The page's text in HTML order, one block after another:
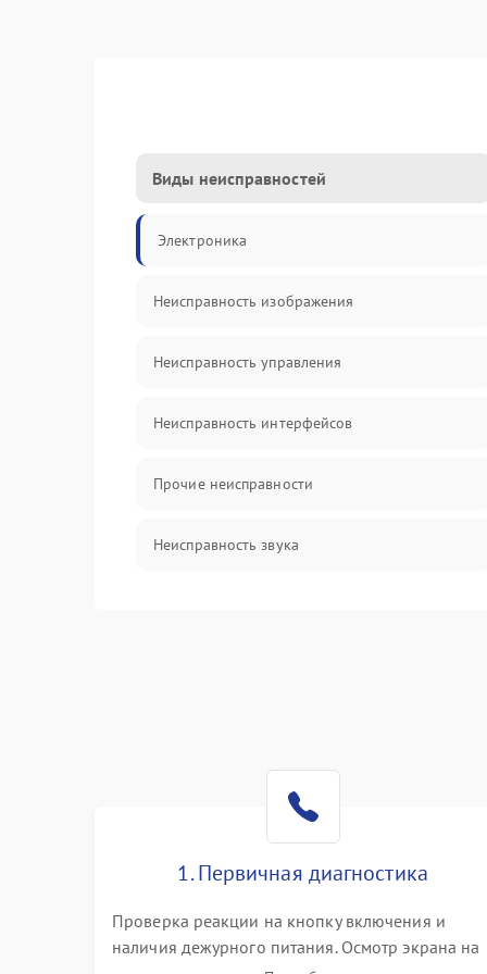
Виды неисправностей
Электроника
Неисправность изображения
Неисправность управления
Неисправность интерфейсов
Прочие неисправности
Неисправность звука
1. Первичная диагностика
Проверка реакции на кнопку включения и
наличия дежурного питания. Осмотр экрана на